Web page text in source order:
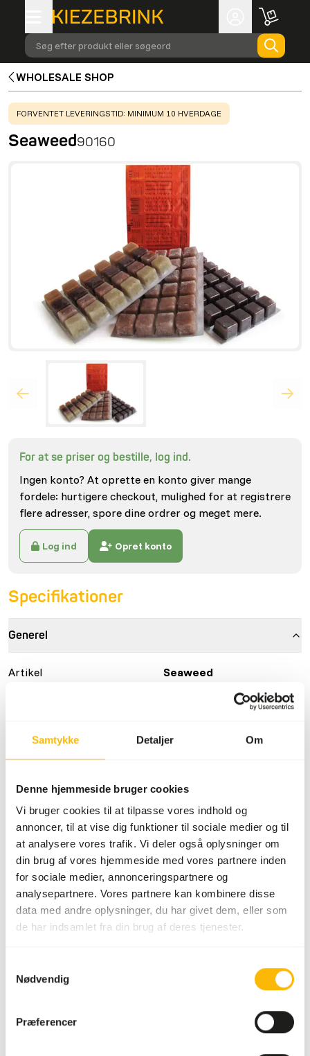
Samtykke Detaljer Om
Denne hjemmeside bruger cookies
Vi bruger cookies til at tilpasse vores indhold og
annoncer, til at vise dig funktioner til sociale medier og til
at analysere vores trafik. Vi deler også oplysninger om
din brug af vores hjemmeside med vores partnere inden
for sociale medier, annonceringspartnere og
analysepartnere. Vores partnere kan kombinere disse
data med andre oplysninger, du har givet dem, eller som
de har indsamlet fra din brug af deres tjenester.
Nødvendig
Præferencer
Søg efter produkt eller søgeord
WHOLESALE SHOP
WARNING:
FORVENTET LEVERINGSTID: MINIMUM 10 HVERDAGE
Seaweed90160
For at se priser og bestille, log ind.
Ingen konto? At oprette en konto giver mange
fordele: hurtigere checkout, mulighed for at registrere
flere adresser, spore dine ordrer og meget mere.
Log ind Opret konto
Specifikationer
Generel
Artikel
Seaweed
Lagerstatus
Forventet leveringstid:
Detaljer
Mærke Frozen Fish Food
Også interessant
Superba